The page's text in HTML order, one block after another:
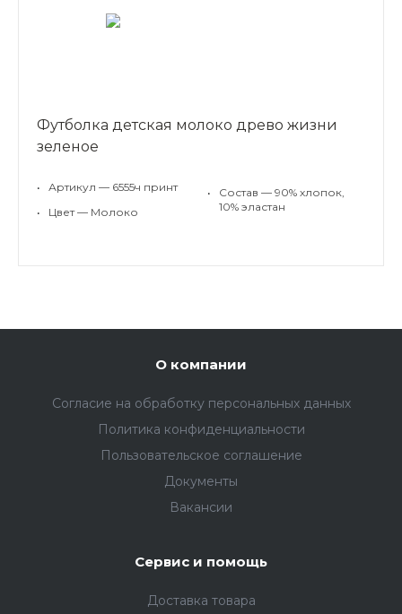
Футболка детская молоко древо жизни
зеленое
•
Артикул — 6555ч принт
•
Цвет — Молоко
•
Состав — 90% хлопок,
10% эластан
О компании
Согласие на обработку персональных данных
Политика конфиденциальности
Пользовательское соглашение
Документы
Вакансии
Сервис и помощь
Доставка товара